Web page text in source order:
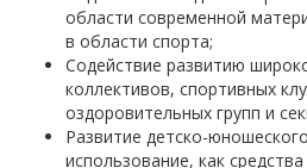
области современной
в области спорта;
Содействие развитию
коллективов, спортивных
оздоровительных групп и
Развитие детско-
использование, как